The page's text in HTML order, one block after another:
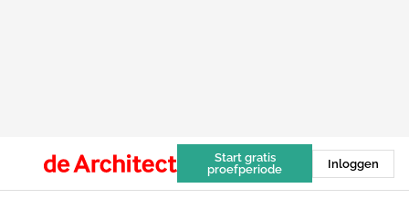
Start gratis
proefperiode
Inloggen